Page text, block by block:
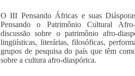
O III Pensando Áfricas e suas
Pensando o Patrimônio Cultural
discussão sobre o patrimônio afro-
lingüísticas, literárias, filosóficas,
grupos de pesquisa do país que têm
sobre a cultura afro-diaspórica.